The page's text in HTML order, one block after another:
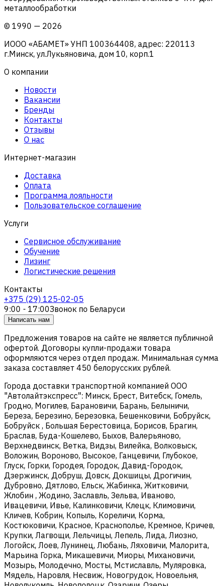
металлообработки
© 1990 — 2026
ИООО «АБАМЕТ» УНП 100364408, адрес: 220113
г.Минск, ул.Лукьяновича, дом 10, корп.1
О компании
Новости
Вакансии
Бренды
Контакты
Отзывы
О нас
Интернет-магазин
Доставка
Оплата
Программа лояльности
Пользовательское соглашение
Услуги
Сервисное обслуживание
Обучение
Лизинг
Логистические решения
Контакты
+375 (29) 125-02-05
9:00 - 17:00Звонок по Беларуси
Написать нам
Предложения товаров на сайте не является публичной
офертой. Договоры купли-продажи товара
оформляются через отдел продаж. Минимальная сумма
заказа составляет 450 белорусских рублей.
Города доставки транспортной компанией ООО
"Автолайтэкспресс": Минск, Брест, Витебск, Гомель,
Гродно, Могилев, Барановичи, Барань, Белыничи,
Береза, Березино, Березовка, Бешенковичи, Бобруйск,
Бобруйск , Большая Берестовица, Борисов, Брагин,
Браслав, Буда-Кошелево, Быхов, Валерьяново,
Верхнедвинск, Ветка, Видзы, Вилейка, Волковыск,
Воложин, Вороново, Высокое, Ганцевичи, Глубокое,
Глуск, Горки, Городея, Городок, Давид-Городок,
Дзержинск, Добруш, Довск, Докшицы, Дрогичин,
Дубровно, Дятлово, Ельск, Жабинка, Житковичи,
Жлобин , Жодино, Заславль, Зельва, Иваново,
Ивацевичи, Ивье, Калинковичи, Клецк, Климовичи,
Кличев, Кобрин, Копыль, Кореличи, Корма,
Костюковичи, Красное, Краснополье, Кремное, Кричев,
Крупки, Лагвощи, Лельчицы, Лепель, Лида, Лиозно,
Логойск, Лоев, Лунинец, Любань, Ляховичи, Малорита,
Марьина Горка, Микашевичи, Миоры, Михановичи,
Мозырь, Молодечно, Мосты, Мстиславль, Муляровка,
Мядель, Наровля, Несвиж, Новогрудок, Новоельня,